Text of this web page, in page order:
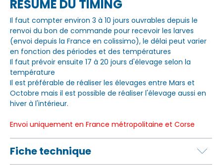
RÉSUMÉ DU TIMING
Il faut compter environ 3 à 10 jours ouvrables depuis le
renvoi du bon de commande pour recevoir les larves
(envoi depuis la France en colissimo), le délai peut varier
en fonction des périodes et des températures
Il faut prévoir ensuite 17 à 20 jours d'élevage selon la
température
Il est préférable de réaliser les élevages entre Mars et
Octobre mais il est possible de réaliser l'élevage aussi en
hiver à l'intérieur.
Envoi uniquement en France métropolitaine et Corse
Fiche technique